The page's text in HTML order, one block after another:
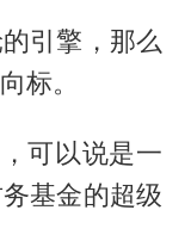
引擎，那么
标。
可以说是一
基金的超级